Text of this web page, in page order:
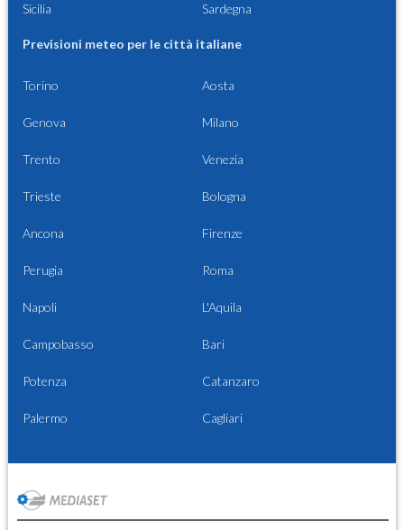
Sicilia Sardegna
Previsioni meteo per le città italiane
Torino Aosta
Genova Milano
Trento Venezia
Trieste Bologna
Ancona Firenze
Perugia Roma
Napoli L'Aquila
Campobasso Bari
Potenza Catanzaro
Palermo Cagliari